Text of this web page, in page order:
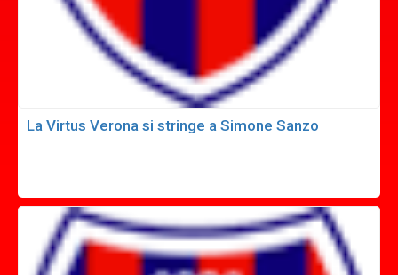
La Virtus Verona si stringe a Simone Sanzo